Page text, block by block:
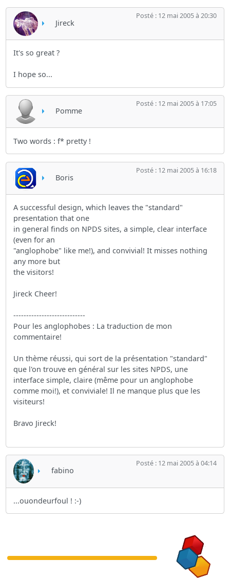
Jireck
Posté : 12 mai 2005 à 20:30
It's so great ?
I hope so...
Pomme
Posté : 12 mai 2005 à 17:05
Two words : f* pretty !
Boris
Posté : 12 mai 2005 à 16:18
A successful design, which leaves the "standard"
presentation that one
in general finds on NPDS sites, a simple, clear interface
(even for an
"anglophobe" like me!), and convivial! It misses nothing
any more but
the visitors!
Jireck Cheer!
----------------------------
Pour les anglophobes : La traduction de mon
commentaire!
Un thème réussi, qui sort de la présentation "standard"
que l'on trouve en général sur les sites NPDS, une
interface simple, claire (même pour un anglophobe
comme moi!), et conviviale! Il ne manque plus que les
visiteurs!
Bravo Jireck!
fabino
Posté : 12 mai 2005 à 04:14
...ouondeurfoul ! :-)